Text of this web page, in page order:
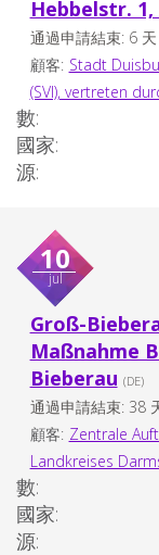
Hebbelstr. 1,
通過申請結束: 6 天
顧客: Stadt
(SVI), vertreten
數:
國家:
源:
10
jul
Groß-
Maßnahme
Bieberau (DE)
通過申請結束: 38
顧客: Zentrale
Landkreises
數:
國家:
源: